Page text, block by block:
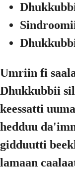
Umriin fi
Dhukkubbii
keessatti
hedduu
gidduutti
lamaan